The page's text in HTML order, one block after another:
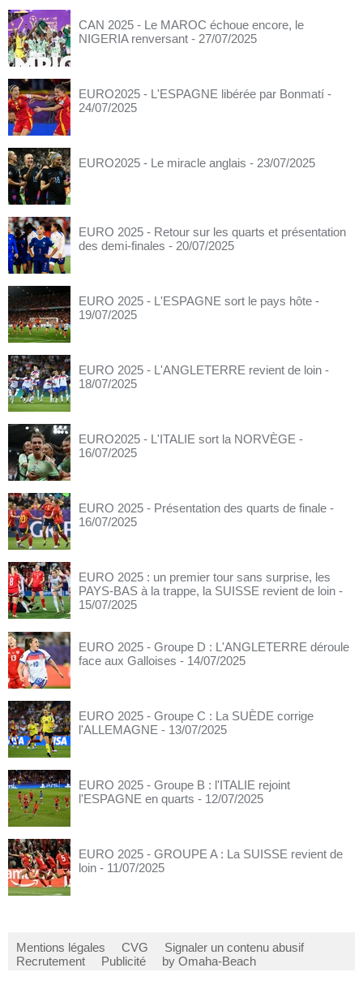
CAN 2025 - Le MAROC échoue encore, le
NIGERIA renversant - 27/07/2025
EURO2025 - L'ESPAGNE libérée par Bonmatí -
24/07/2025
EURO2025 - Le miracle anglais - 23/07/2025
EURO 2025 - Retour sur les quarts et présentation
des demi-finales - 20/07/2025
EURO 2025 - L'ESPAGNE sort le pays hôte -
19/07/2025
EURO 2025 - L'ANGLETERRE revient de loin -
18/07/2025
EURO2025 - L'ITALIE sort la NORVÈGE -
16/07/2025
EURO 2025 - Présentation des quarts de finale -
16/07/2025
EURO 2025 : un premier tour sans surprise, les
PAYS-BAS à la trappe, la SUISSE revient de loin -
15/07/2025
EURO 2025 - Groupe D : L'ANGLETERRE déroule
face aux Galloises - 14/07/2025
EURO 2025 - Groupe C : La SUÈDE corrige
l'ALLEMAGNE - 13/07/2025
EURO 2025 - Groupe B : l'ITALIE rejoint
l'ESPAGNE en quarts - 12/07/2025
EURO 2025 - GROUPE A : La SUISSE revient de
loin - 11/07/2025
Mentions légales CVG
Signaler un contenu abusif
Recrutement
Publicité by Omaha-Beach